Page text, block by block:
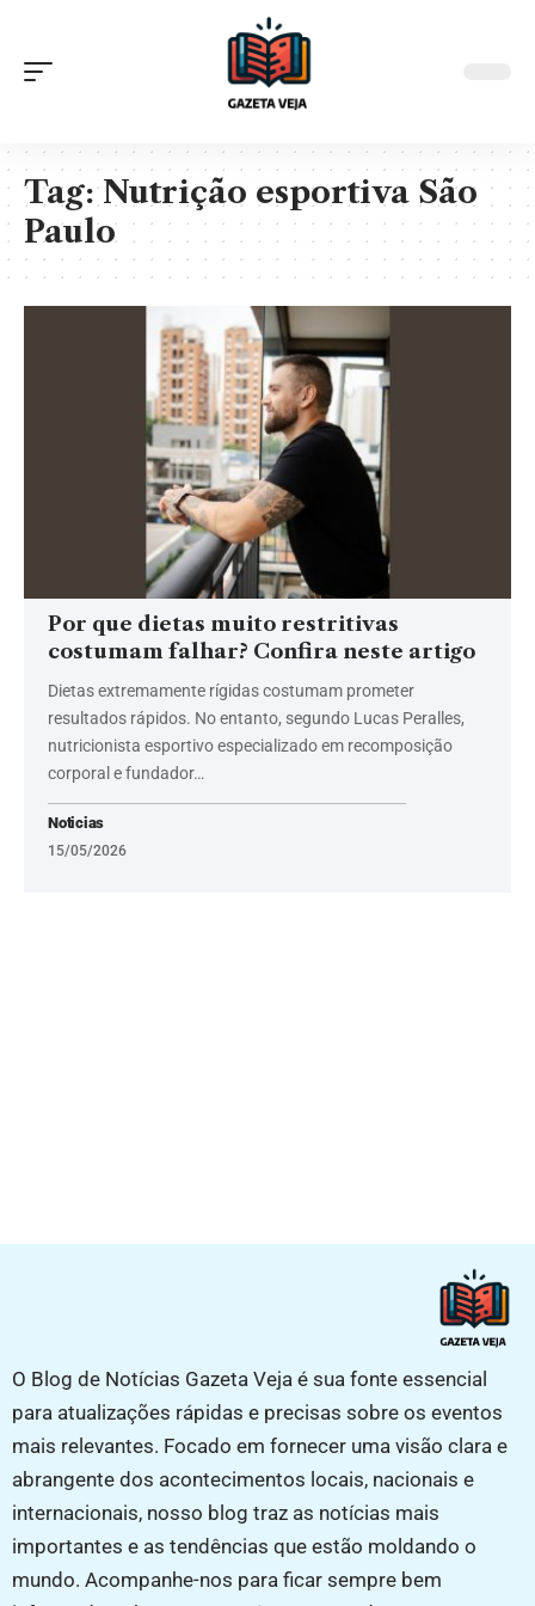
Tag:Nutrição esportiva São
Paulo
Por que dietas muito restritivas
costumam falhar? Confira neste artigo
Dietas extremamente rígidas costumam prometer
resultados rápidos. No entanto, segundo Lucas Peralles,
nutricionista esportivo especializado em recomposição
corporal e fundador…
Noticias
15/05/2026
O Blog de Notícias Gazeta Veja é sua fonte essencial
para atualizações rápidas e precisas sobre os eventos
mais relevantes. Focado em fornecer uma visão clara e
abrangente dos acontecimentos locais, nacionais e
internacionais, nosso blog traz as notícias mais
importantes e as tendências que estão moldando o
mundo. Acompanhe-nos para ficar sempre bem